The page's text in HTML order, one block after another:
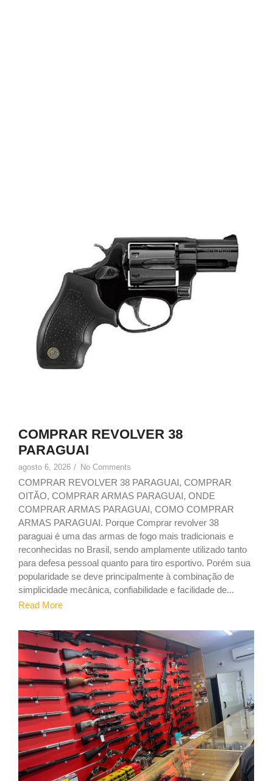
COMPRAR REVOLVER 38
PARAGUAI
agosto 6, 2026 / No Comments
COMPRAR REVOLVER 38 PARAGUAI, COMPRAR
OITÃO, COMPRAR ARMAS PARAGUAI, ONDE
COMPRAR ARMAS PARAGUAI, COMO COMPRAR
ARMAS PARAGUAI. Porque Comprar revolver 38
paraguai é uma das armas de fogo mais tradicionais e
reconhecidas no Brasil, sendo amplamente utilizado tanto
para defesa pessoal quanto para tiro esportivo. Porém sua
popularidade se deve principalmente à combinação de
simplicidade mecânica, confiabilidade e facilidade de...
Read More
2